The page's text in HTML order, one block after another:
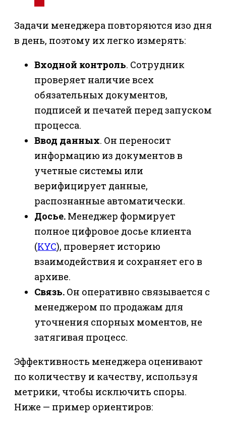
Задачи менеджера повторяются изо дня
в день, поэтому их легко измерять:
Входной контроль. Сотрудник
проверяет наличие всех
обязательных документов,
подписей и печатей перед запуском
процесса.
Ввод данных. Он переносит
информацию из документов в
учетные системы или
верифицирует данные,
распознанные автоматически.
Досье. Менеджер формирует
полное цифровое досье клиента
(KYC), проверяет историю
взаимодействия и сохраняет его в
архиве.
Связь. Он оперативно связывается с
менеджером по продажам для
уточнения спорных моментов, не
затягивая процесс.
Эффективность менеджера оценивают
по количеству и качеству, используя
метрики, чтобы исключить споры.
Ниже — пример ориентиров: